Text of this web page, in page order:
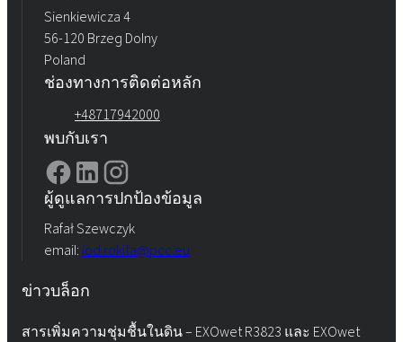
Sienkiewicza 4
56-120 Brzeg Dolny
Poland
ช่องทางการติดต่อหลัก
+48717942000
พบกับเรา
ผู้ดูแลการปกป้องข้อมูล
Rafał Szewczyk
email: iod.rokita@pcc.eu
ข่าวบล็อก
สารเพิ่มความชุ่มชื้นในดิน – EXOwet R3823 และ EXOwet